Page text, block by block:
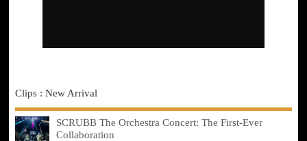
Clips : New Arrival
SCRUBB The Orchestra Concert: The First-Ever
Collaboration